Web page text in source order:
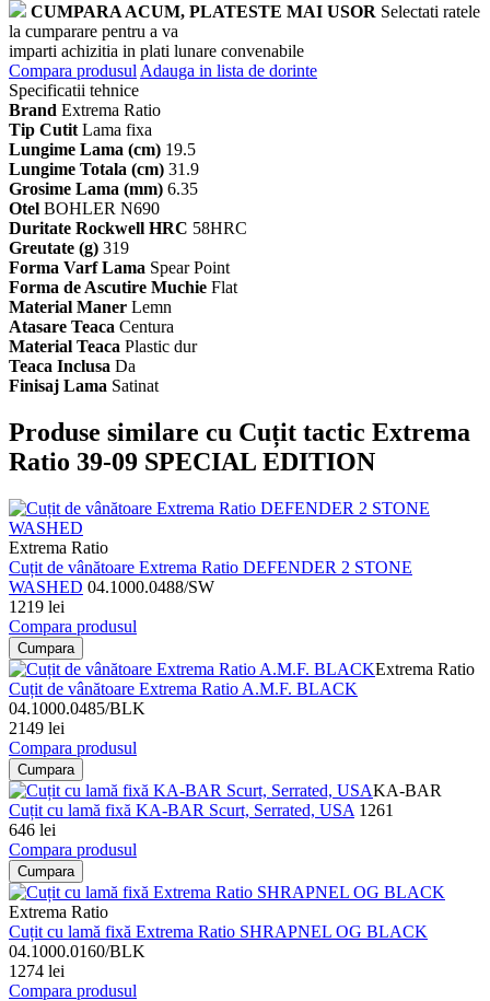
CUMPARA ACUM, PLATESTE MAI USOR Selectati ratele
la cumparare pentru a va
imparti achizitia in plati lunare convenabile
Compara produsul Adauga in lista de dorinte
Specificatii tehnice
Brand Extrema Ratio
Tip Cutit Lama fixa
Lungime Lama (cm) 19.5
Lungime Totala (cm) 31.9
Grosime Lama (mm) 6.35
Otel BOHLER N690
Duritate Rockwell HRC 58HRC
Greutate (g) 319
Forma Varf Lama Spear Point
Forma de Ascutire Muchie Flat
Material Maner Lemn
Atasare Teaca Centura
Material Teaca Plastic dur
Teaca Inclusa Da
Finisaj Lama Satinat
Produse similare cu Cuțit tactic Extrema
Ratio 39-09 SPECIAL EDITION
Extrema Ratio
Cuțit de vânătoare Extrema Ratio DEFENDER 2 STONE
WASHED 04.1000.0488/SW
1219 lei
Compara produsul
Cumpara
Extrema Ratio
Cuțit de vânătoare Extrema Ratio A.M.F. BLACK
04.1000.0485/BLK
2149 lei
Compara produsul
Cumpara
KA-BAR
Cuțit cu lamă fixă KA-BAR Scurt, Serrated, USA 1261
646 lei
Compara produsul
Cumpara
Extrema Ratio
Cuțit cu lamă fixă Extrema Ratio SHRAPNEL OG BLACK
04.1000.0160/BLK
1274 lei
Compara produsul